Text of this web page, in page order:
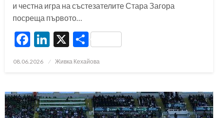
и честна игра на състезателите Стара Загора
посреща първото…
Facebook
LinkedIn
X Share
Posted
08.06.2026 Живка Кехайова